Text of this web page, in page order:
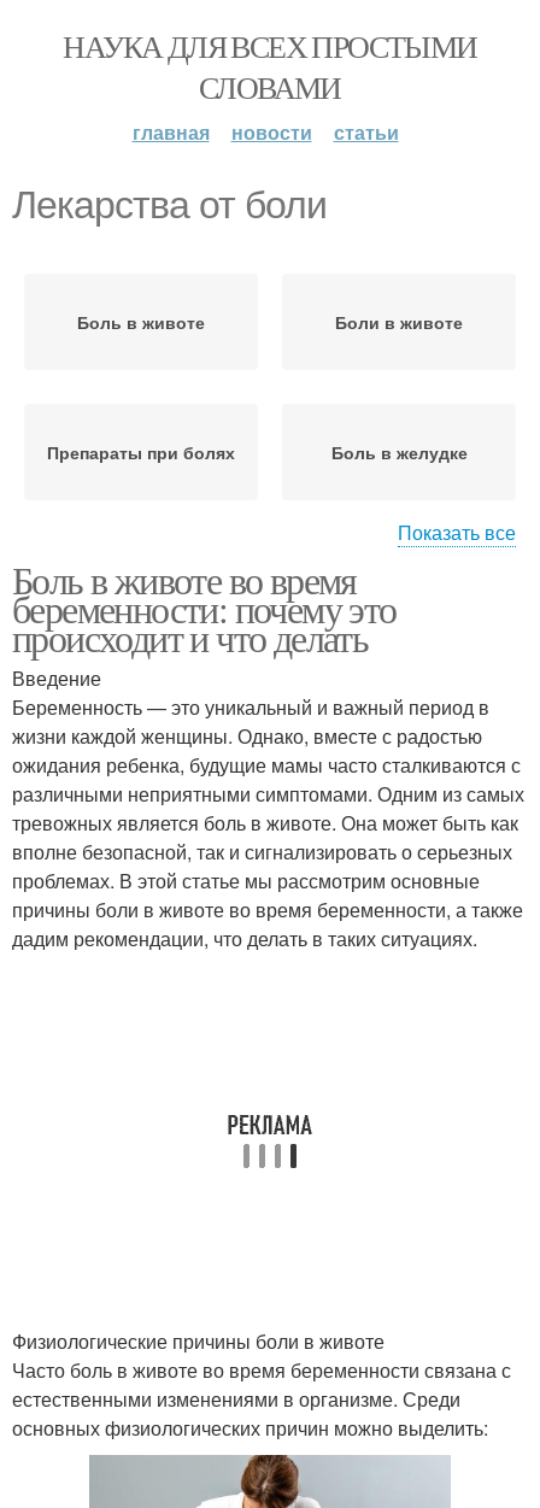
НАУКА ДЛЯ ВСЕХ ПРОСТЫМИ
СЛОВАМИ
главная новости статьи
Лекарства от боли
Боль в животе Боли в животе
Препараты при болях Боль в желудке
Боли в желудке Помочь при боли
Опасные боли Сильная боль
Показать все
Боль в животе во время
беременности: почему это
происходит и что делать
Введение
Беременность — это уникальный и важный период в
жизни каждой женщины. Однако, вместе с радостью
ожидания ребенка, будущие мамы часто сталкиваются с
различными неприятными симптомами. Одним из самых
тревожных является боль в животе. Она может быть как
вполне безопасной, так и сигнализировать о серьезных
проблемах. В этой статье мы рассмотрим основные
причины боли в животе во время беременности, а также
дадим рекомендации, что делать в таких ситуациях.
Физиологические причины боли в животе
Часто боль в животе во время беременности связана с
естественными изменениями в организме. Среди
основных физиологических причин можно выделить: